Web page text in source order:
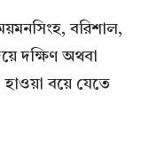
বরিশাল,
দক্ষিণ অথবা
বয়ে যেতে